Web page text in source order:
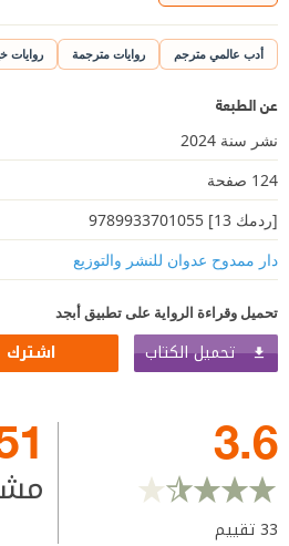
أدب عالمي مترجم روايات مترجمة روايات
عن الطبعة
نشر سنة 2024
124 صفحة
[ردمك 13] 9789933701055
دار ممدوح عدوان للنشر والتوزيع
تحميل وقراءة الرواية على تطبيق أبجد
تحميل الكتاب اشترك
3.6
33تقييم